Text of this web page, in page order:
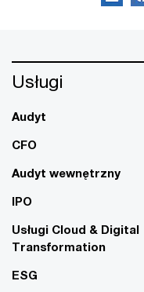
Usługi
Audyt
CFO
Audyt wewnętrzny
IPO
Usługi Cloud & Digital
Transformation
ESG